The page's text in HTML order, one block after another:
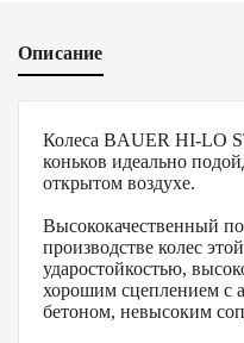
Описание
Колеса BAUER HI-LO
коньков идеально
открытом воздухе.
Высококачественный
производстве колес
ударостойкостью,
хорошим сцеплением с
бетоном, невысоким